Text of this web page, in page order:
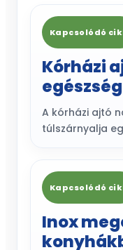
Kapcsolódó
Kórházi
A kórházi ajtó
túlszárnyalja
Kapcsolódó
Inox